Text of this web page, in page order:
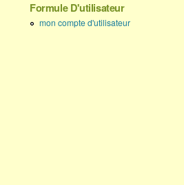
Formule D'utilisateur
mon compte d'utilisateur